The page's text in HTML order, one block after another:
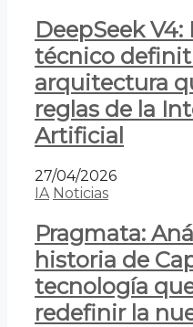
DeepSeek V4:
técnico
arquitectura
reglas de la
Artificial
27/04/2026
IA Noticias
Pragmata:
historia de
tecnología
redefinir la